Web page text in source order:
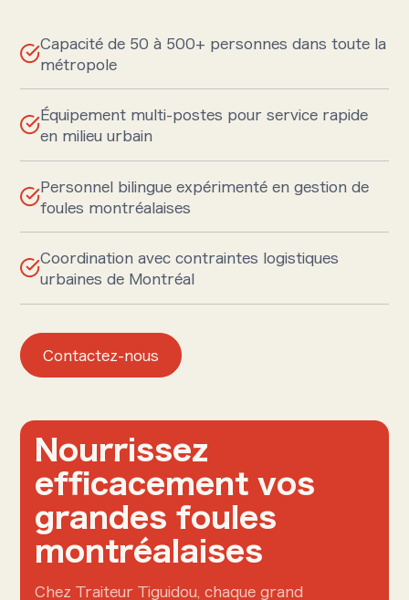
Capacité de 50 à 500+ personnes dans toute la
métropole
Équipement multi-postes pour service rapide
en milieu urbain
Personnel bilingue expérimenté en gestion de
foules montréalaises
Coordination avec contraintes logistiques
urbaines de Montréal
Contactez-nous
Nourrissez
efficacement vos
grandes foules
montréalaises
Chez Traiteur Tiguidou, chaque grand